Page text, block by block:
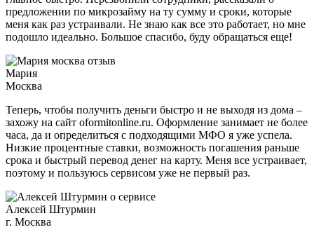
предложении по микрозайму на ту сумму и сроки, которые
меня как раз устраивали. Не знаю как все это работает, но мне
подошло идеально. Большое спасибо, буду обращаться еще!
Мария
Москва
Теперь, чтобы получить деньги быстро и не выходя из дома –
захожу на сайт oformitonline.ru. Оформление занимает не более
часа, да и определиться с подходящими МФО я уже успела.
Низкие процентные ставки, возможность погашения раньше
срока и быстрый перевод денег на карту. Меня все устраивает,
поэтому и пользуюсь сервисом уже не первый раз.
Алексей Штурмин
г. Москва